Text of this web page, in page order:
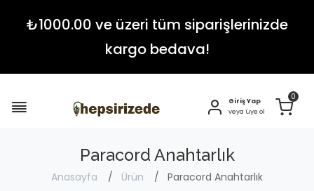
₺1000.00 ve üzeri tüm siparişlerinizde
kargo bedava!
Giriş Yap
veya üye ol
0
Paracord Anahtarlık
Anasayfa Ürün Paracord Anahtarlık